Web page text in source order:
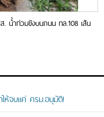
น้ำท่วมขังบนถนน ทล.108 เส้น
ให้จบแค่ ครม.อนุมัติ!